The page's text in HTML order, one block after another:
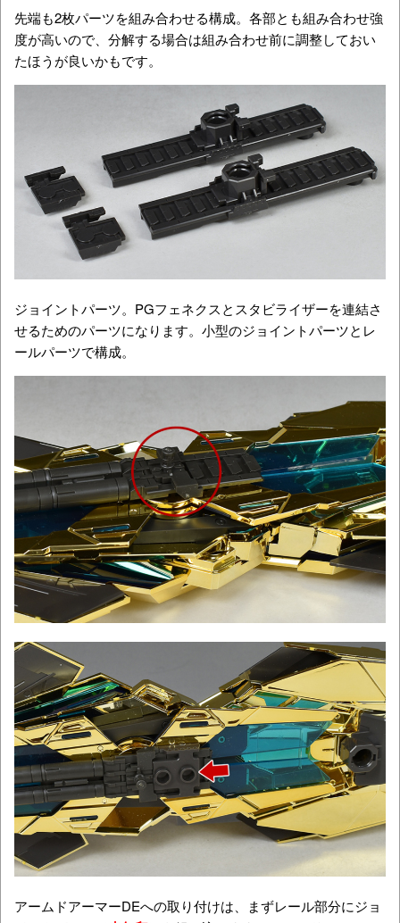
先端も2枚パーツを組み合わせる構成。各部とも組み合わせ強
度が高いので、分解する場合は組み合わせ前に調整しておい
たほうが良いかもです。
ジョイントパーツ。PGフェネクスとスタビライザーを連結さ
せるためのパーツになります。小型のジョイントパーツとレ
ールパーツで構成。
アームドアーマーDEへの取り付けは、まずレール部分にジョ